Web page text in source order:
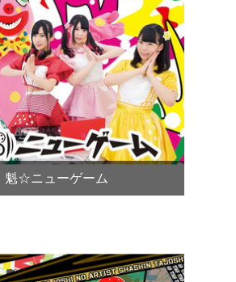
魁☆ニューゲーム